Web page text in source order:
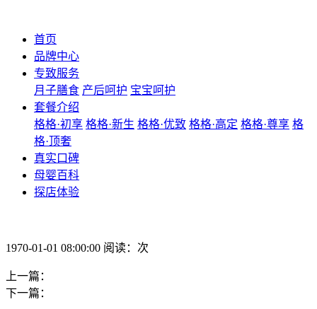
首页
品牌中心
专致服务
月子膳食 产后呵护 宝宝呵护
套餐介绍
格格·初享 格格·新生 格格·优致 格格·高定 格格·尊享 格
格·顶奢
真实口碑
母婴百科
探店体验
1970-01-01 08:00:00 阅读：次
上一篇：
下一篇：